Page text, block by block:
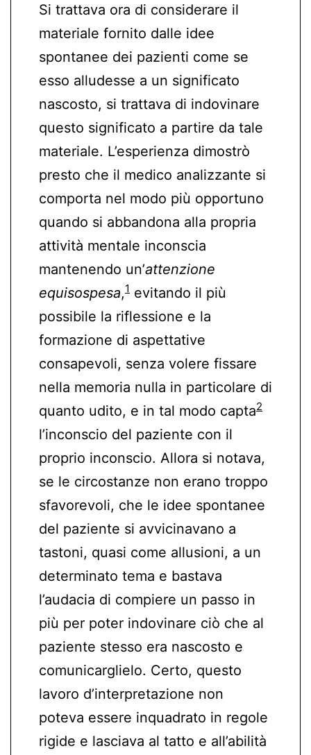
Si trattava ora di considerare il
materiale fornito dalle idee
spontanee dei pazienti come se
esso alludesse a un significato
nascosto, si trattava di indovinare
questo significato a partire da tale
materiale. L’esperienza dimostrò
presto che il medico analizzante si
comporta nel modo più opportuno
quando si abbandona alla propria
attività mentale inconscia
mantenendo un’attenzione
equisospesa,1 evitando il più
possibile la riflessione e la
formazione di aspettative
consapevoli, senza volere fissare
nella memoria nulla in particolare di
quanto udito, e in tal modo capta2
l’inconscio del paziente con il
proprio inconscio. Allora si notava,
se le circostanze non erano troppo
sfavorevoli, che le idee spontanee
del paziente si avvicinavano a
tastoni, quasi come allusioni, a un
determinato tema e bastava
l’audacia di compiere un passo in
più per poter indovinare ciò che al
paziente stesso era nascosto e
comunicarglielo. Certo, questo
lavoro d’interpretazione non
poteva essere inquadrato in regole
rigide e lasciava al tatto e all’abilità